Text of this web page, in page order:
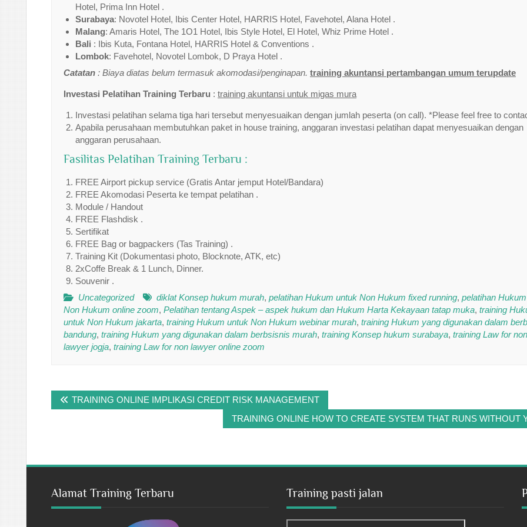
Hotel, Prima Inn Hotel .
Surabaya: Novotel Hotel, Ibis Center Hotel, HARRIS Hotel, Favehotel, Alana Hotel .
Malang: Amaris Hotel, The 1O1 Hotel, Ibis Style Hotel, El Hotel, Whiz Prime Hotel .
Bali : Ibis Kuta, Fontana Hotel, HARRIS Hotel & Conventions .
Lombok: Favehotel, Novotel Lombok, D Praya Hotel .
Catatan : Biaya diatas belum termasuk akomodasi/penginapan. training akuntansi pertambangan umum terupdate
Investasi Pelatihan Training Terbaru : training akuntansi untuk migas mura
Investasi pelatihan selama tiga hari tersebut menyesuaikan dengan jumlah peserta (on call). *Please feel free to
Apabila perusahaan membutuhkan paket in house training, anggaran investasi pelatihan dapat menyesuaikan dengan
anggaran perusahaan.
Fasilitas Pelatihan Training Terbaru :
FREE Airport pickup service (Gratis Antar jemput Hotel/Bandara)
FREE Akomodasi Peserta ke tempat pelatihan .
Module / Handout
FREE Flashdisk .
Sertifikat
FREE Bag or bagpackers (Tas Training) .
Training Kit (Dokumentasi photo, Blocknote, ATK, etc)
2xCoffe Break & 1 Lunch, Dinner.
Souvenir .
Uncategorized
diklat Konsep hukum murah, pelatihan Hukum untuk Non Hukum fixed running, pelatihan
Non Hukum online zoom, Pelatihan tentang Aspek – aspek hukum dan Hukum Harta Kekayaan tatap muka, training
untuk Non Hukum jakarta, training Hukum untuk Non Hukum webinar murah, training Hukum yang digunakan dalam
bandung, training Hukum yang digunakan dalam berbsisnis murah, training Konsep hukum surabaya, training Law for non
lawyer jogja, training Law for non lawyer online zoom
Post
navigation
TRAINING ONLINE IMPLIKASI CREDIT RISK MANAGEMENT
TRAINING ONLINE HOW TO CREATE SYSTEM THAT RUNS WITHOUT
Alamat Training Terbaru Training pasti jalan